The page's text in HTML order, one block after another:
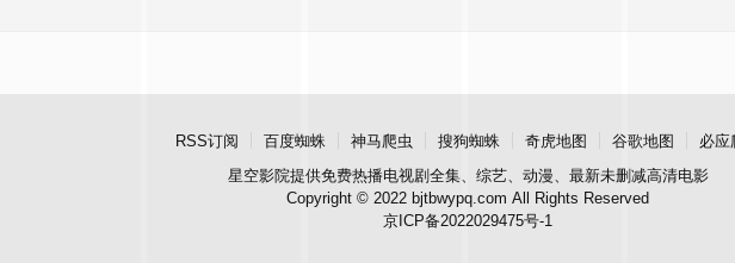
RSS订阅 百度蜘蛛 神马爬虫 搜狗蜘蛛 奇虎地图 谷歌地图
必应
星空影院提供免费热播电视剧全集、综艺、动漫、最新未删减高清电影
Copyright © 2022 bjtbwypq.com All Rights Reserved
京ICP备2022029475号-1